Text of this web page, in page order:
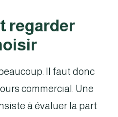
regarder
Il faut donc
commercial. Une
à évaluer la part